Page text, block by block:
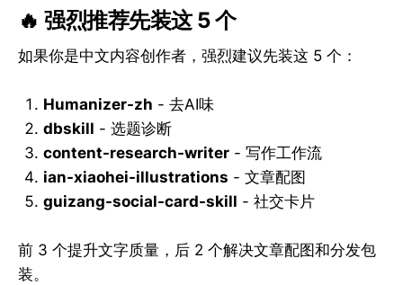
🔥 强烈推荐先装这 5 个
如果你是中文内容创作者，强烈建议先装这 5 个：
Humanizer-zh - 去AI味
dbskill - 选题诊断
content-research-writer - 写作工作流
ian-xiaohei-illustrations - 文章配图
guizang-social-card-skill - 社交卡片
前 3 个提升文字质量，后 2 个解决文章配图和分发包
装。